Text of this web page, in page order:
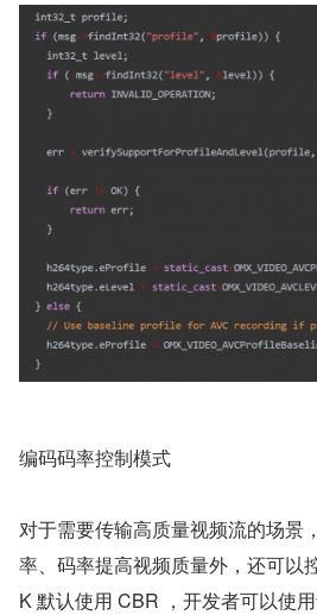
编码码率控制模式
对于需要传输高质量视频流的场景
率、码率提高视频质量外，还可以
K 默认使用 CBR ，开发者可以使